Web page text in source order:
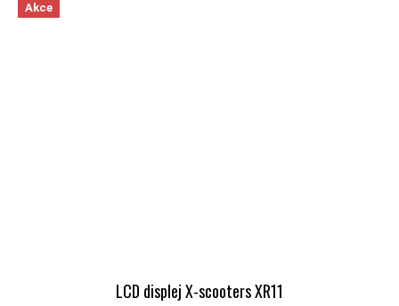
Akce
LCD displej X-scooters XR11